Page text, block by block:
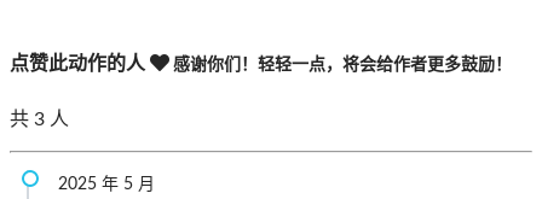
点赞此动作的人 感谢你们！轻轻一点，将会给作者更多鼓励！
共 3 人
2025 年 5 月